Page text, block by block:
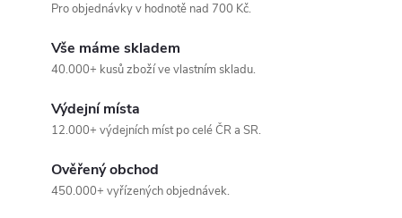
Pro objednávky v hodnotě nad 700 Kč.
Vše máme skladem
40.000+ kusů zboží ve vlastním skladu.
Výdejní místa
12.000+ výdejních míst po celé ČR a SR.
Ověřený obchod
450.000+ vyřízených objednávek.